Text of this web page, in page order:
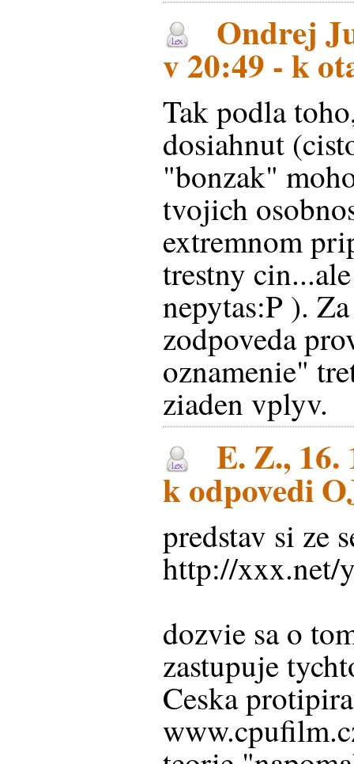
Ondrej
v 20:49 - k
Tak podla
dosiahnut
"bonzak"
tvojich
extremnom
trestny
nepytas:P ).
zodpoveda
oznamenie"
ziaden vplyv.
E. Z., 16.
k odpovedi
predstav si ze
http://xxx.net/
dozvie sa o
zastupuje
Ceska